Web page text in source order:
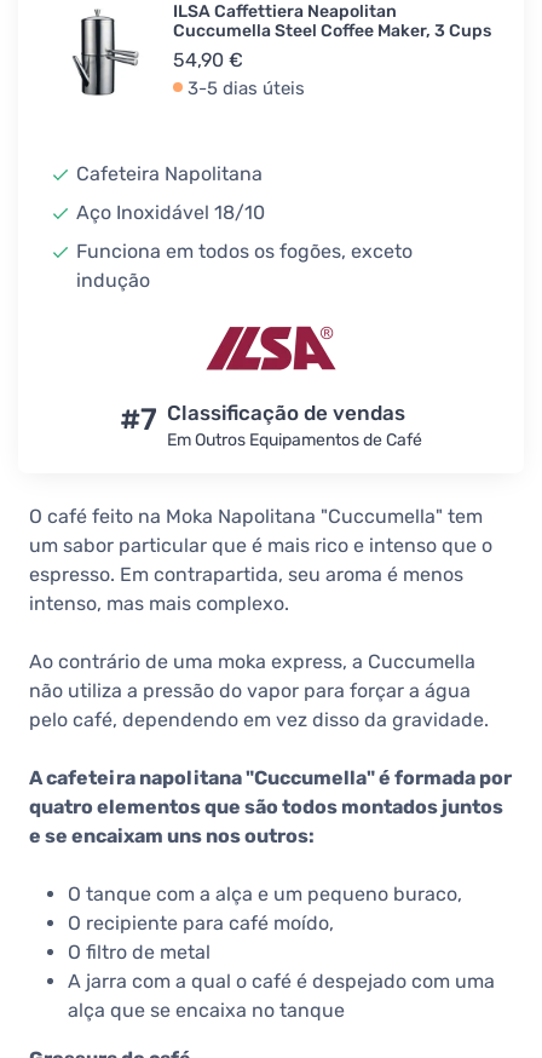
ILSA Caffettiera Neapolitan
Cuccumella Steel Coffee Maker, 3 Cups
54,90 €
3-5 dias úteis
Cafeteira Napolitana
Aço Inoxidável 18/10
Funciona em todos os fogões, exceto
indução
#7 Classificação de vendas
Em Outros Equipamentos de Café
O café feito na Moka Napolitana "Cuccumella" tem
um sabor particular que é mais rico e intenso que o
espresso. Em contrapartida, seu aroma é menos
intenso, mas mais complexo.
Ao contrário de uma moka express, a Cuccumella
não utiliza a pressão do vapor para forçar a água
pelo café, dependendo em vez disso da gravidade.
A cafeteira napolitana "Cuccumella" é formada por
quatro elementos que são todos montados juntos
e se encaixam uns nos outros:
O tanque com a alça e um pequeno buraco,
O recipiente para café moído,
O filtro de metal
A jarra com a qual o café é despejado com uma
alça que se encaixa no tanque